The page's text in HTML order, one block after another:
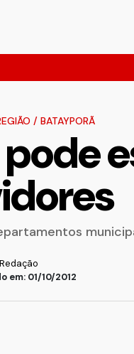
/ BATAYPORÃ
Redação
em: 01/10/2012